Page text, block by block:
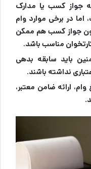
جواز کسب یا مدارک
در برخی موارد وام
جواز کسب هم ممکن
مناسب باشد.
باید سابقه بدهی
نداشته باشند.
ارائه ضامن معتبر،